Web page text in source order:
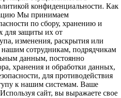
конфиденциальности. Как
Мы принимаем
по сбору, хранению и
для защиты их от
изменения, раскрытия или
сотрудникам, подрядчикам
данным, постоянно
хранения и обработки данных,
для противодействия
к нашим системам. Ваше
сайт, вы выражаете свое